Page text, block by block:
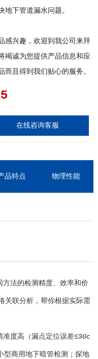
地下管道漏水问题。
感兴趣，欢迎到我公司来拜
竭诚为您提供产品信息和应
且得到我们贴心的服务。
在线咨询客服
品特点 物理性能
法的检测精度、效率和价
关联分析，帮你根据实际需
准度高（漏点定位误差≤30c
商用地下暗管检测；探地